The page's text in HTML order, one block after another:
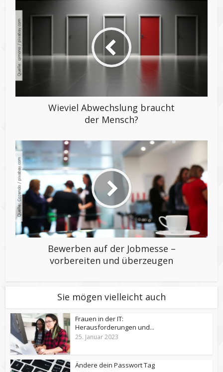
Wieviel Abwechslung braucht
der Mensch?
Bewerben auf der Jobmesse –
vorbereiten und überzeugen
Sie mögen vielleicht auch
Frauen in der IT:
Herausforderungen und...
25. Januar 2023
Ändere dein Passwort Tag